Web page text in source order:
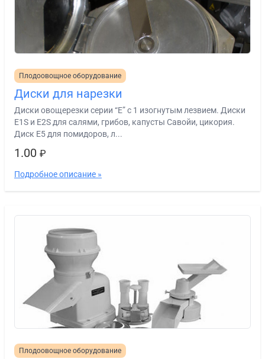
Плодоовощное оборудование
Диски для нарезки
Диски овощерезки серии “E” с 1 изогнутым лезвием. Диски
E1S и E2S для салями, грибов, капусты Савойи, цикория.
Диск E5 для помидоров, л...
1.00 ₽
Подробное описание »
Плодоовощное оборудование